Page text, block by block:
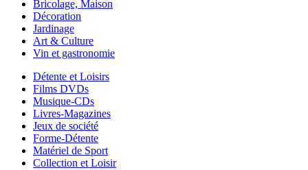
Bricolage, Maison
Décoration
Jardinage
Art & Culture
Vin et gastronomie
Détente et Loisirs
Films DVDs
Musique-CDs
Livres-Magazines
Jeux de société
Forme-Détente
Matériel de Sport
Collection et Loisir